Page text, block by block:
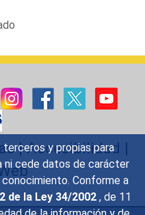
y propias para
ni cede datos de carácter
Conforme a
de la Ley 34/2002 , de 11
|Accesibilidad |